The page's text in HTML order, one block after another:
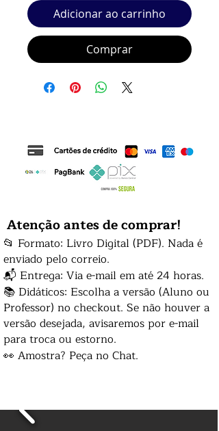
Adicionar ao carrinho
Comprar
Atenção antes de comprar!
📂 Formato: Livro Digital (PDF). Nada é
enviado pelo correio.
📬 Entrega: Via e-mail em até 24 horas.
📚 Didáticos: Escolha a versão (Aluno ou
Professor) no checkout. Se não houver a
versão desejada, avisaremos por e-mail
para troca ou estorno.
👀 Amostra? Peça no Chat.